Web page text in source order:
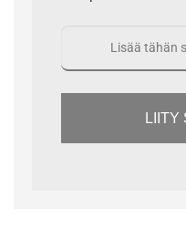
LIITY